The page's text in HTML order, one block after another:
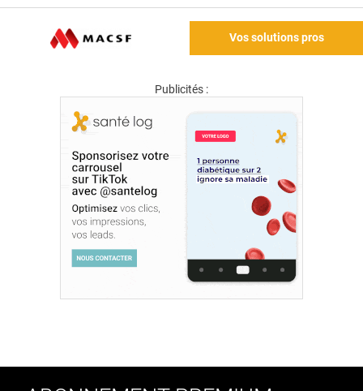
Vos solutions pros
Publicités :